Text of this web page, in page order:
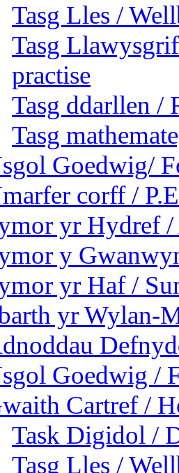
Tasg Lles /
Tasg
practise
Tasg ddarllen /
Tasg
Goedwig/
corff /
yr Hydref
y
yr Haf /
yr Wylan-
Goedwig /
Cartref /
Task Digidol /
Tasg Lles /